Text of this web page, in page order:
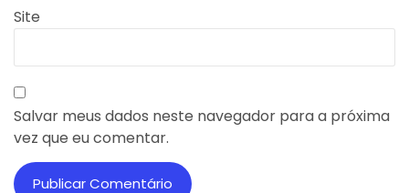
Site
Salvar meus dados neste navegador para a próxima
vez que eu comentar.